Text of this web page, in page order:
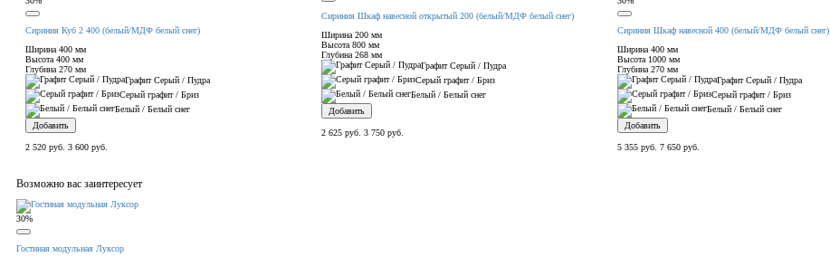
Сириния Куб 2 400 (белый/МДФ белый снег)
Ширина 400 мм
Высота 400 мм
Глубина 270 мм
Графит Серый / Пудра
Серый графит / Бриз
Белый / Белый снег
Добавить
2 520 руб. 3 600 руб.
Сириния Шкаф навесной открытый 200 (белый/МДФ белый снег)
Ширина 200 мм
Высота 800 мм
Глубина 268 мм
Графит Серый / Пудра
Серый графит / Бриз
Белый / Белый снег
Добавить
2 625 руб. 3 750 руб.
Сириния Шкаф навесной 400 (белый/МДФ белый снег)
Ширина 400 мм
Высота 1000 мм
Глубина 270 мм
Графит Серый / Пудра
Серый графит / Бриз
Белый / Белый снег
Добавить
5 355 руб. 7 650 руб.
Возможно вас заинтересует
30%
Гостиная модульная Луксор